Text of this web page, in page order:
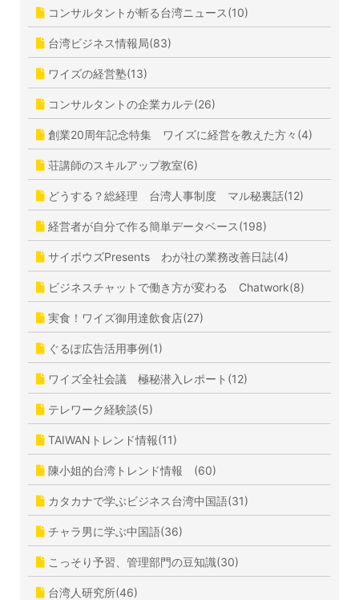
コンサルタントが斬る台湾ニュース(10)
台湾ビジネス情報局(83)
ワイズの経営塾(13)
コンサルタントの企業カルテ(26)
創業20周年記念特集 ワイズに経営を教えた方々(4)
荘講師のスキルアップ教室(6)
どうする？総経理 台湾人事制度 マル秘裏話(12)
経営者が自分で作る簡単データベース(198)
サイボウズPresents わが社の業務改善日誌(4)
ビジネスチャットで働き方が変わる Chatwork(8)
実食！ワイズ御用達飲食店(27)
ぐるぽ広告活用事例(1)
ワイズ全社会議 極秘潜入レポート(12)
テレワーク経験談(5)
TAIWANトレンド情報(11)
陳小姐的台湾トレンド情報 (60)
カタカナで学ぶビジネス台湾中国語(31)
チャラ男に学ぶ中国語(36)
こっそり予習、管理部門の豆知識(30)
台湾人研究所(46)